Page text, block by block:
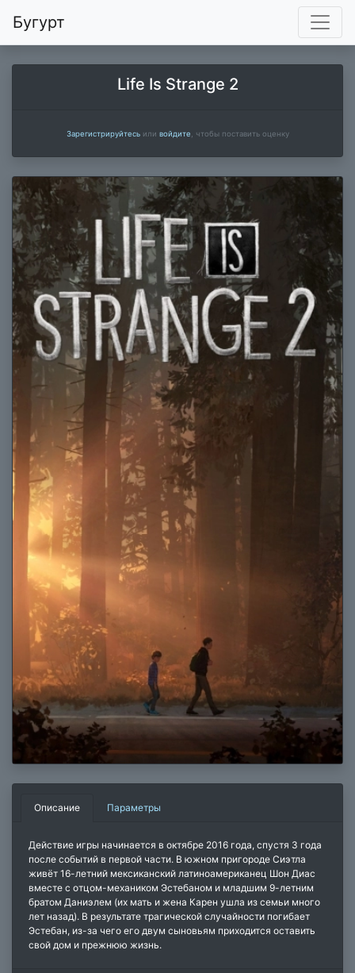
Бугурт
Life Is Strange 2
Зарегистрируйтесьили войдите , чтобы поставить оценку
Описание Параметры
Действие игры начинается в октябре 2016 года, спустя 3 года
после событий в первой части. В южном пригороде Сиэтла
живёт 16-летний мексиканский латиноамериканец Шон Диас
вместе с отцом-механиком Эстебаном и младшим 9-летним
братом Даниэлем (их мать и жена Карен ушла из семьи много
лет назад). В результате трагической случайности погибает
Эстебан, из-за чего его двум сыновьям приходится оставить
свой дом и прежнюю жизнь.